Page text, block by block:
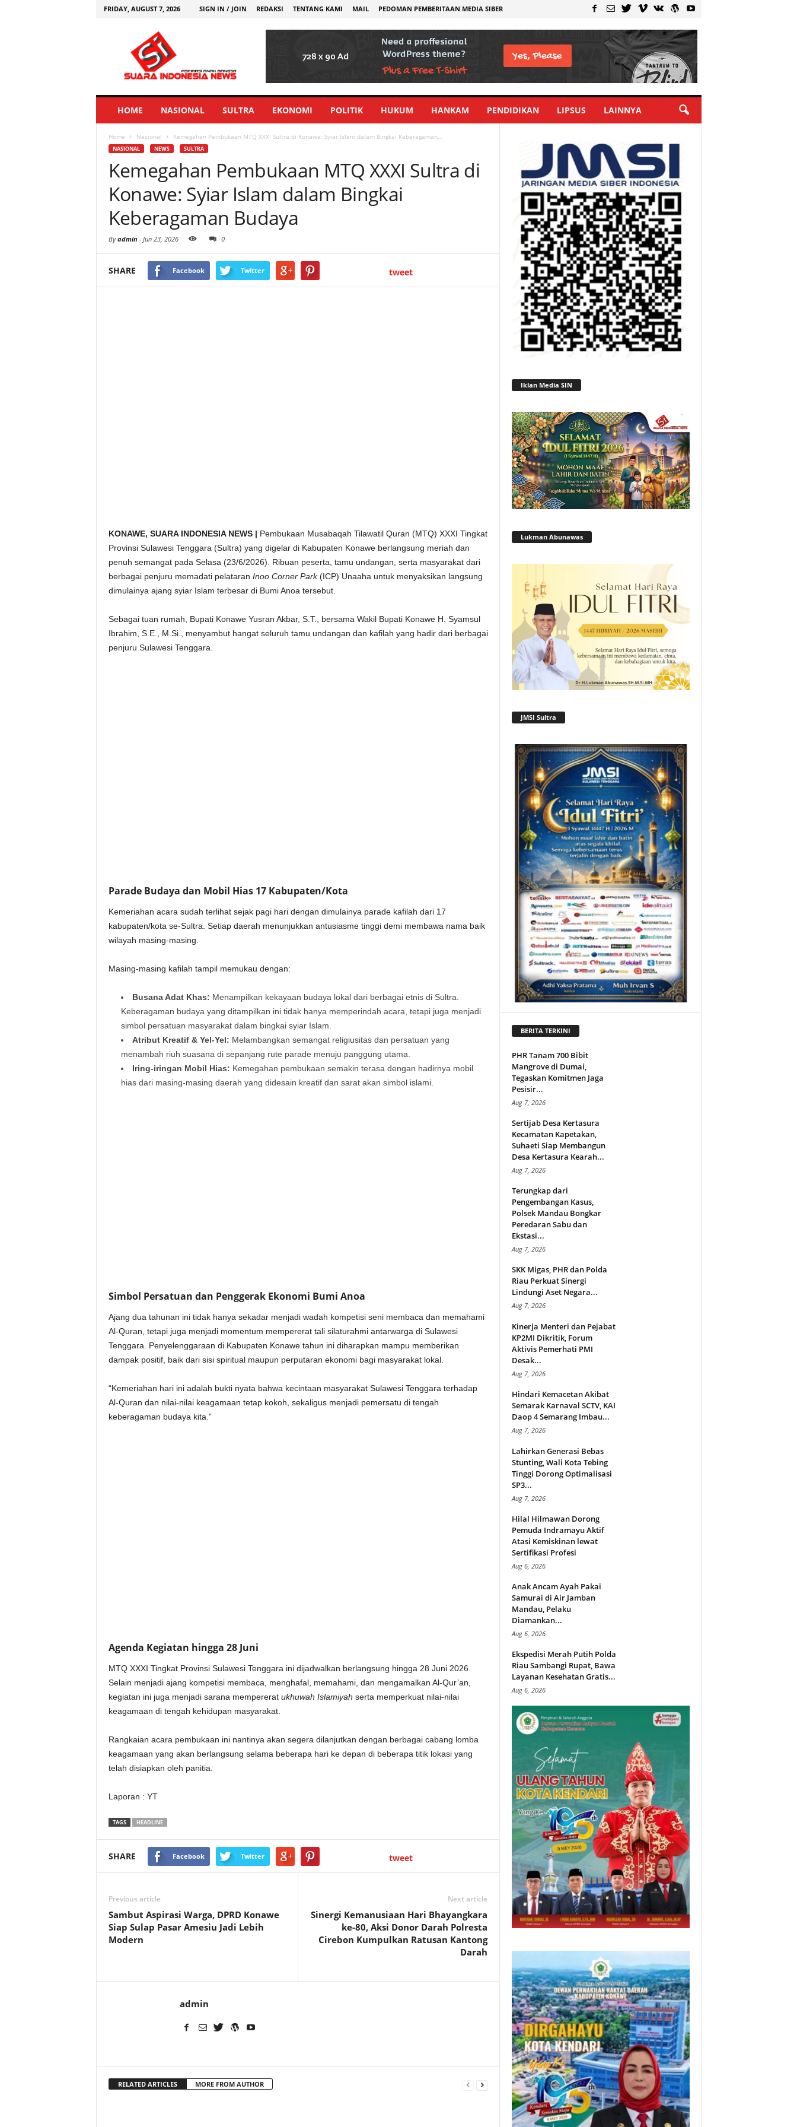
FRIDAY, AUGUST 7, 2026 SIGN IN / JOIN REDAKSI TENTANG KAMI MAIL PEDOMAN PEMBERITAAN MEDIA SIBER
HOME NASIONAL SULTRA EKONOMI POLITIK HUKUM HANKAM PENDIDIKAN LIPSUS LAINNYA
Home Nasional Kemegahan Pembukaan MTQ XXXI Sultra di Konawe: Syiar Islam dalam Bingkai Keberagaman...
NASIONAL NEWS SULTRA
Kemegahan Pembukaan MTQ XXXI Sultra di
Konawe: Syiar Islam dalam Bingkai
Keberagaman Budaya
Byadmin - Jun 23, 2026 0
SHARE Facebook Twitter tweet
KONAWE, SUARA INDONESIA NEWS | Pembukaan Musabaqah Tilawatil Quran (MTQ) XXXI Tingkat
Provinsi Sulawesi Tenggara (Sultra) yang digelar di Kabupaten Konawe berlangsung meriah dan
penuh semangat pada Selasa (23/6/2026). Ribuan peserta, tamu undangan, serta masyarakat dari
berbagai penjuru memadati pelataran Inoo Corner Park(ICP) Unaaha untuk menyaksikan langsung
dimulainya ajang syiar Islam terbesar di Bumi Anoa tersebut.
Sebagai tuan rumah, Bupati Konawe Yusran Akbar, S.T., bersama Wakil Bupati Konawe H. Syamsul
Ibrahim, S.E., M.Si., menyambut hangat seluruh tamu undangan dan kafilah yang hadir dari berbagai
penjuru Sulawesi Tenggara.
Parade Budaya dan Mobil Hias 17 Kabupaten/Kota
Kemeriahan acara sudah terlihat sejak pagi hari dengan dimulainya parade kafilah dari 17
kabupaten/kota se-Sultra. Setiap daerah menunjukkan antusiasme tinggi demi membawa nama baik
wilayah masing-masing.
Masing-masing kafilah tampil memukau dengan:
Busana Adat Khas: Menampilkan kekayaan budaya lokal dari berbagai etnis di Sultra.
Keberagaman budaya yang ditampilkan ini tidak hanya memperindah acara, tetapi juga menjadi
simbol persatuan masyarakat dalam bingkai syiar Islam.
Atribut Kreatif & Yel-Yel: Melambangkan semangat religiusitas dan persatuan yang
menambah riuh suasana di sepanjang rute parade menuju panggung utama.
Iring-iringan Mobil Hias: Kemegahan pembukaan semakin terasa dengan hadirnya mobil
hias dari masing-masing daerah yang didesain kreatif dan sarat akan simbol islami.
Simbol Persatuan dan Penggerak Ekonomi Bumi Anoa
Ajang dua tahunan ini tidak hanya sekadar menjadi wadah kompetisi seni membaca dan memahami
Al-Quran, tetapi juga menjadi momentum mempererat tali silaturahmi antarwarga di Sulawesi
Tenggara. Penyelenggaraan di Kabupaten Konawe tahun ini diharapkan mampu memberikan
dampak positif, baik dari sisi spiritual maupun perputaran ekonomi bagi masyarakat lokal.
“Kemeriahan hari ini adalah bukti nyata bahwa kecintaan masyarakat Sulawesi Tenggara terhadap
Al-Quran dan nilai-nilai keagamaan tetap kokoh, sekaligus menjadi pemersatu di tengah
keberagaman budaya kita.”
Agenda Kegiatan hingga 28 Juni
MTQ XXXI Tingkat Provinsi Sulawesi Tenggara ini dijadwalkan berlangsung hingga 28 Juni 2026.
Selain menjadi ajang kompetisi membaca, menghafal, memahami, dan mengamalkan Al-Qur’an,
kegiatan ini juga menjadi sarana mempererat ukhuwah Islamiyah serta memperkuat nilai-nilai
keagamaan di tengah kehidupan masyarakat.
Rangkaian acara pembukaan ini nantinya akan segera dilanjutkan dengan berbagai cabang lomba
keagamaan yang akan berlangsung selama beberapa hari ke depan di beberapa titik lokasi yang
telah disiapkan oleh panitia.
Laporan : YT
TAGS HEADLINE
SHARE Facebook Twitter tweet
Previous article
Sambut Aspirasi Warga, DPRD Konawe
Siap Sulap Pasar Amesiu Jadi Lebih
Modern
Next article
Sinergi Kemanusiaan Hari Bhayangkara
ke-80, Aksi Donor Darah Polresta
Cirebon Kumpulkan Ratusan Kantong
Darah
admin
RELATED ARTICLES MORE FROM AUTHOR
Iklan Media SIN
Lukman Abunawas
JMSI Sultra
BERITA TERKINI
PHR Tanam 700 Bibit
Mangrove di Dumai,
Tegaskan Komitmen Jaga
Pesisir...
Aug 7, 2026
Sertijab Desa Kertasura
Kecamatan Kapetakan,
Suhaeti Siap Membangun
Desa Kertasura Kearah...
Aug 7, 2026
Terungkap dari
Pengembangan Kasus,
Polsek Mandau Bongkar
Peredaran Sabu dan
Ekstasi...
Aug 7, 2026
SKK Migas, PHR dan Polda
Riau Perkuat Sinergi
Lindungi Aset Negara...
Aug 7, 2026
Kinerja Menteri dan Pejabat
KP2MI Dikritik, Forum
Aktivis Pemerhati PMI
Desak...
Aug 7, 2026
Hindari Kemacetan Akibat
Semarak Karnaval SCTV, KAI
Daop 4 Semarang Imbau...
Aug 7, 2026
Lahirkan Generasi Bebas
Stunting, Wali Kota Tebing
Tinggi Dorong Optimalisasi
SP3...
Aug 7, 2026
Hilal Hilmawan Dorong
Pemuda Indramayu Aktif
Atasi Kemiskinan lewat
Sertifikasi Profesi
Aug 6, 2026
Anak Ancam Ayah Pakai
Samurai di Air Jamban
Mandau, Pelaku
Diamankan...
Aug 6, 2026
Ekspedisi Merah Putih Polda
Riau Sambangi Rupat, Bawa
Layanan Kesehatan Gratis...
Aug 6, 2026